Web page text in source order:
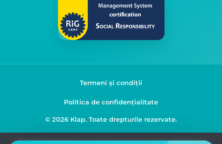
Termeni și condiții
Politica de confidențialitate
© 2026 Klap. Toate drepturile rezervate.